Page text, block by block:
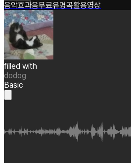
음악효과음무료유명곡활용영상
filled with
dodog
Basic